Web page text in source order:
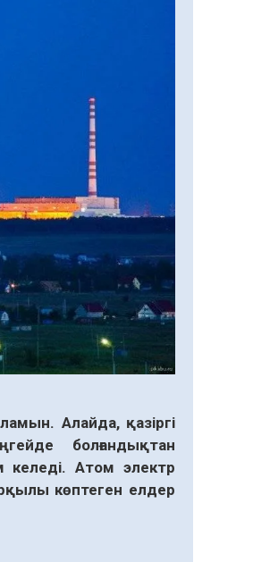
Алайда, қазіргі
болғандықтан
келеді. Атом электр
көптеген елдер